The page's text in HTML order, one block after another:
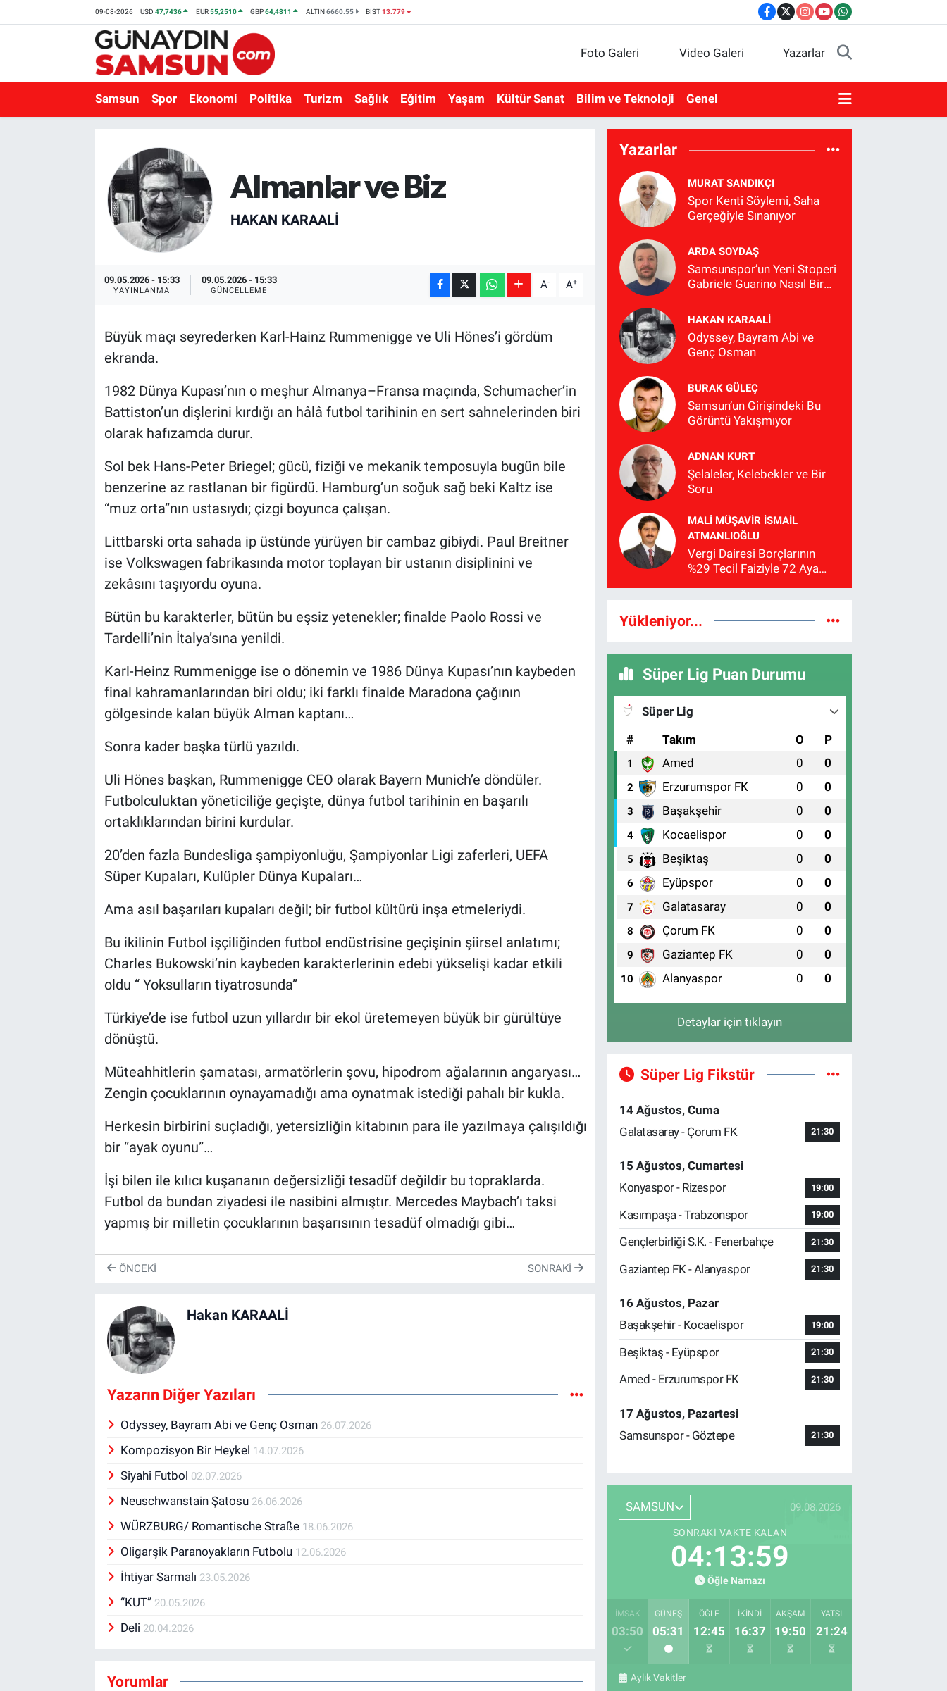
09-08-2026 USD47,7436 EUR55,2510 GBP64,4811 ALTIN6660.55 BİST13.779
Foto Galeri Video Galeri Yazarlar
Samsun Spor Ekonomi Politika Turizm Sağlık Eğitim Yaşam Kültür Sanat Bilim ve Teknoloji Genel
Almanlar ve Biz
HAKAN KARAALİ
09.05.2026 - 15:33
YAYINLANMA
09.05.2026 - 15:33
GÜNCELLEME A- A+
Büyük maçı seyrederken Karl-Hainz Rummenigge ve Uli Hönes’i gördüm
ekranda.
1982 Dünya Kupası’nın o meşhur Almanya–Fransa maçında, Schumacher’in
Battiston’un dişlerini kırdığı an hâlâ futbol tarihinin en sert sahnelerinden biri
olarak hafızamda durur.
Sol bek Hans-Peter Briegel; gücü, fiziği ve mekanik temposuyla bugün bile
benzerine az rastlanan bir figürdü. Hamburg’un soğuk sağ beki Kaltz ise
“muz orta”nın ustasıydı; çizgi boyunca çalışan.
Littbarski orta sahada ip üstünde yürüyen bir cambaz gibiydi. Paul Breitner
ise Volkswagen fabrikasında motor toplayan bir ustanın disiplinini ve
zekâsını taşıyordu oyuna.
Bütün bu karakterler, bütün bu eşsiz yetenekler; finalde Paolo Rossi ve
Tardelli’nin İtalya’sına yenildi.
Karl-Heinz Rummenigge ise o dönemin ve 1986 Dünya Kupası’nın kaybeden
final kahramanlarından biri oldu; iki farklı finalde Maradona çağının
gölgesinde kalan büyük Alman kaptanı…
Sonra kader başka türlü yazıldı.
Uli Hönes başkan, Rummenigge CEO olarak Bayern Munich’e döndüler.
Futbolculuktan yöneticiliğe geçişte, dünya futbol tarihinin en başarılı
ortaklıklarından birini kurdular.
20’den fazla Bundesliga şampiyonluğu, Şampiyonlar Ligi zaferleri, UEFA
Süper Kupaları, Kulüpler Dünya Kupaları…
Ama asıl başarıları kupaları değil; bir futbol kültürü inşa etmeleriydi.
Bu ikilinin Futbol işçiliğinden futbol endüstrisine geçişinin şiirsel anlatımı;
Charles Bukowski’nin kaybeden karakterlerinin edebi yükselişi kadar etkili
oldu “ Yoksulların tiyatrosunda”
Türkiye’de ise futbol uzun yıllardır bir ekol üretemeyen büyük bir gürültüye
dönüştü.
Müteahhitlerin şamatası, armatörlerin şovu, hipodrom ağalarının angaryası…
Zengin çocuklarının oynayamadığı ama oynatmak istediği pahalı bir kukla.
Herkesin birbirini suçladığı, yetersizliğin kitabının para ile yazılmaya çalışıldığı
bir “ayak oyunu”…
İşi bilen ile kılıcı kuşananın değersizliği tesadüf değildir bu topraklarda.
Futbol da bundan ziyadesi ile nasibini almıştır. Mercedes Maybach’ı taksi
yapmış bir milletin çocuklarının başarısının tesadüf olmadığı gibi…
ÖNCEKI SONRAKI
Hakan KARAALİ
Yazarın Diğer Yazıları
Odyssey, Bayram Abi ve Genç Osman 26.07.2026
Kompozisyon Bir Heykel 14.07.2026
Siyahi Futbol 02.07.2026
Neuschwanstain Şatosu 26.06.2026
WÜRZBURG/ Romantische Straße 18.06.2026
Oligarşik Paranoyakların Futbolu 12.06.2026
İhtiyar Sarmalı 23.05.2026
“KUT” 20.05.2026
Deli 20.04.2026
Yorumlar
Yazarlar
MURAT SANDIKÇI
Spor Kenti Söylemi, Saha
Gerçeğiyle Sınanıyor
ARDA SOYDAŞ
Samsunspor’un Yeni Stoperi
Gabriele Guarino Nasıl Bir
HAKAN KARAALİ
Odyssey, Bayram Abi ve
Genç Osman
BURAK GÜLEÇ
Samsun’un Girişindeki Bu
Görüntü Yakışmıyor
ADNAN KURT
Şelaleler, Kelebekler ve Bir
Soru
MALI MÜŞAVIR İSMAIL
ATMANLIOĞLU
Vergi Dairesi Borçlarının
%29 Tecil Faiziyle 72 Aya
Yükleniyor...
Süper Lig Puan Durumu
Süper Lig
#
Takım O P
1 Amed 0 0
2 Erzurumspor FK 0 0
3 Başakşehir 0 0
4 Kocaelispor 0 0
5 Beşiktaş 0 0
6 Eyüpspor 0 0
7 Galatasaray 0 0
8 Çorum FK 0 0
9 Gaziantep FK 0 0
10 Alanyaspor 0 0
Detaylar için tıklayın
Süper Lig Fikstür
14 Ağustos, Cuma
Galatasaray - Çorum FK
21:30
15 Ağustos, Cumartesi
Konyaspor - Rizespor
19:00
Kasımpaşa - Trabzonspor 19:00
Gençlerbirliği S.K. - Fenerbahçe 21:30
Gaziantep FK - Alanyaspor 21:30
16 Ağustos, Pazar
Başakşehir - Kocaelispor
19:00
Beşiktaş - Eyüpspor 21:30
Amed - Erzurumspor FK 21:30
17 Ağustos, Pazartesi
Samsunspor - Göztepe
21:30
SAMSUN 09.08.2026
SONRAKI VAKTE KALAN
04:13:58
Öğle Namazı
İMSAK
03:50
GÜNEŞ
05:31
ÖĞLE
12:45
İKINDI
16:37
AKŞAM
19:50
YATSI
21:24
Aylık Vakitler
Kültür Sanat
Nöbetçi Eczaneler
Süper Lig Puan Durumu ve Fikstür
Tüm Manşetler
Son Dakika Haberleri